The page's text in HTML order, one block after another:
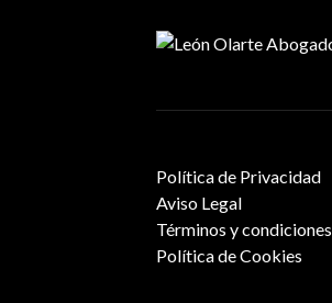
Política de Privacidad
Aviso Legal
Términos y condiciones
Política de Cookies